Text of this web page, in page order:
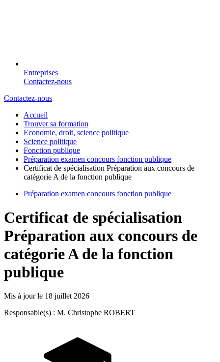
Entreprises
Contactez-nous
Contactez-nous
Accueil
Trouver sa formation
Economie, droit, science politique
Science politique
Fonction publique
Préparation examen concours fonction publique
Certificat de spécialisation Préparation aux concours de
catégorie A de la fonction publique
Préparation examen concours fonction publique
Certificat de spécialisation
Préparation aux concours de
catégorie A de la fonction
publique
Mis à jour le 18 juillet 2026
Responsable(s) : M. Christophe ROBERT